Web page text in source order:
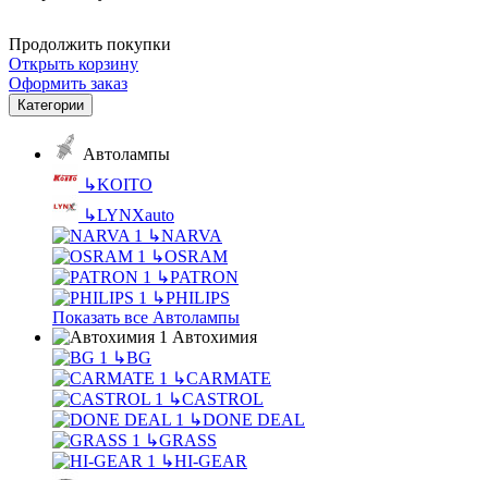
Продолжить покупки
Открыть корзину
Оформить заказ
Категории
Автолампы
↳KOITO
↳LYNXauto
↳NARVA
↳OSRAM
↳PATRON
↳PHILIPS
Показать все Автолампы
Автохимия
↳BG
↳CARMATE
↳CASTROL
↳DONE DEAL
↳GRASS
↳HI-GEAR